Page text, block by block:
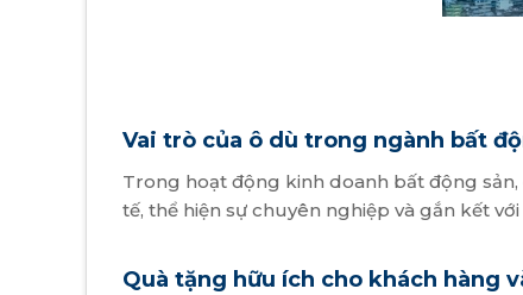
Vai trò của ô dù trong ngành bất
Trong hoạt động kinh doanh bất động
tế, thể hiện sự chuyên nghiệp và gắn kết
Quà tặng hữu ích cho khách hàng